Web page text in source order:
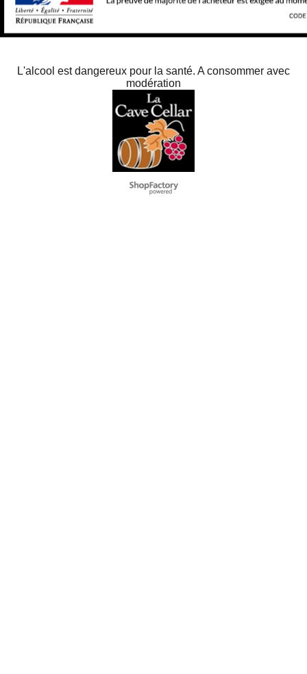
L'alcool est dangereux pour la santé. A consommer avec
modération
To create online store
ShopFactory eCommerce